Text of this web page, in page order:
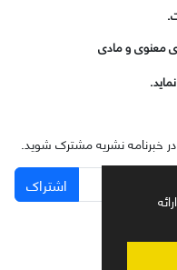
معنوی و مادی
خبرنامه نشریه مشترک شوید.
اشتراک